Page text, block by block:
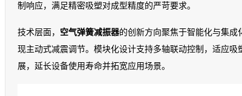
制响应，满足精密吸塑对成型精度的严苛要求。
技术层面， 空气弹簧减振器的创新方向聚焦于智能化与集成
现主动式减震调节。模块化设计支持多轴联动控制，适应
展，延长设备使用寿命并拓宽应用场景。